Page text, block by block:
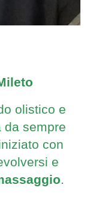
olistico e
da sempre
con
e
.